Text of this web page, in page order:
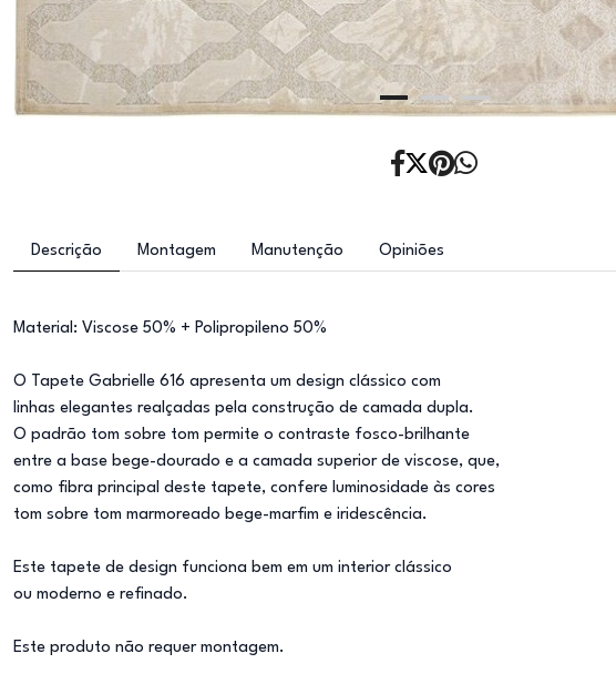
Descrição Montagem Manutenção Opiniões
Material: Viscose 50% + Polipropileno 50%
O Tapete Gabrielle 616 apresenta um design clássico com
linhas elegantes realçadas pela construção de camada dupla.
O padrão tom sobre tom permite o contraste fosco-brilhante
entre a base bege-dourado e a camada superior de viscose, que,
como fibra principal deste tapete, confere luminosidade às cores
tom sobre tom marmoreado bege-marfim e iridescência.
Este tapete de design funciona bem em um interior clássico
ou moderno e refinado.
Este produto não requer montagem.